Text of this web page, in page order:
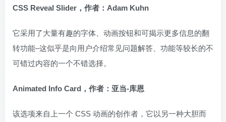
CSS Reveal Slider，作者：Adam Kuhn
它采用了大量有趣的字体、动画按钮和可揭示更多信息的翻
转功能–这似乎是向用户介绍常见问题解答、功能等较长的不
可错过内容的一个不错选择。
Animated Info Card，作者：亚当-库恩
该选项来自上一个 CSS 动画的创作者，它以另一种大胆而